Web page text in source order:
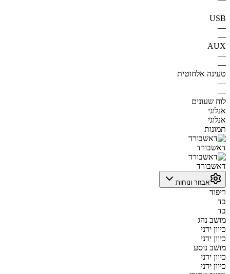
—
USB
—
—
AUX
—
—
טעינה אלחוטית
—
—
לוח שעונים
אנלוגי
אנלוגי
תמונות
דאשבורד
דאשבורד
אבזור ונוחות
ריפוד
בד
בד
מושב נהג
כיוון ידני
כיוון ידני
מושב נוסע
כיוון ידני
כיוון ידני